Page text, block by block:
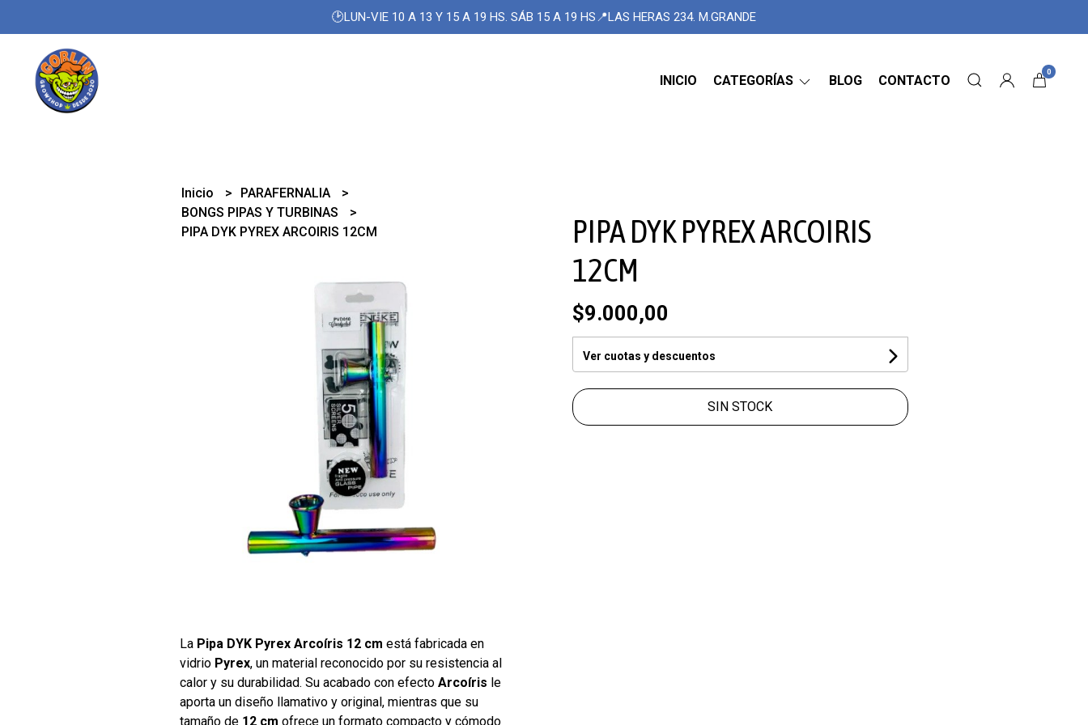
🕑LUN-VIE 10 A 13 Y 15 A 19 HS. SÁB 15 A 19 HS📍LAS HERAS 234. M.GRANDE
INICIO CATEGORÍAS BLOG CONTACTO
0
Inicio
PARAFERNALIA
BONGS PIPAS Y TURBINAS
PIPA DYK PYREX ARCOIRIS 12CM
La Pipa DYK Pyrex Arcoíris 12 cm está fabricada en
vidrio Pyrex, un material reconocido por su resistencia al
calor y su durabilidad. Su acabado con efectoArcoíris le
aporta un diseño llamativo y original, mientras que su
tamaño de 12 cm ofrece un formato compacto y cómodo
PIPA DYK PYREX ARCOIRIS
12CM
$9.000,00
Ver cuotas y descuentos
SIN STOCK